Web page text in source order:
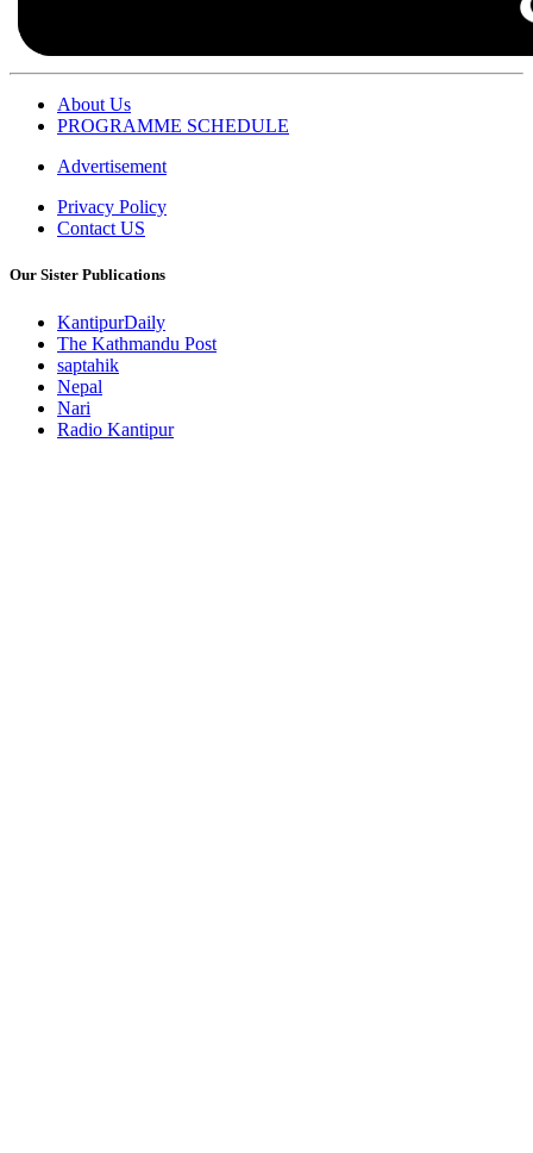
About Us
PROGRAMME SCHEDULE
Advertisement
Privacy Policy
Contact US
Our Sister Publications
KantipurDaily
The Kathmandu Post
saptahik
Nepal
Nari
Radio Kantipur